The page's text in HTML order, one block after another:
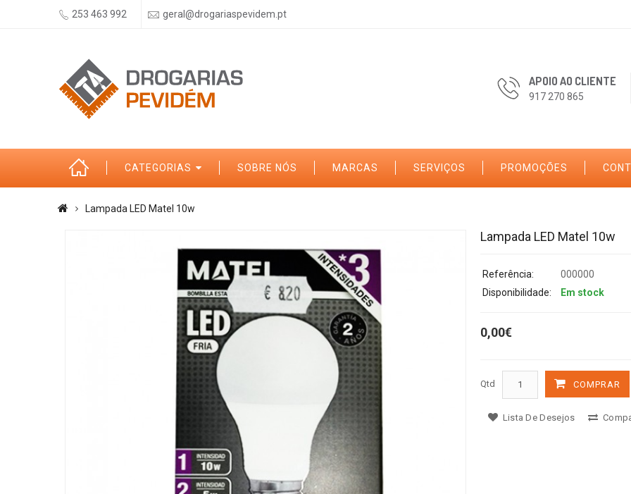
253 463 992 geral@drogariaspevidem.pt
APOIO AO CLIENTE
917 270 865
CATEGORIAS SOBRE NÓS MARCAS SERVIÇOS PROMOÇÕES
Lampada LED Matel 10w
Lampada LED Matel 10w
Referência:
000000
Disponibilidade:
Em stock
0,00€
Qtd COMPRAR
Lista De Desejos